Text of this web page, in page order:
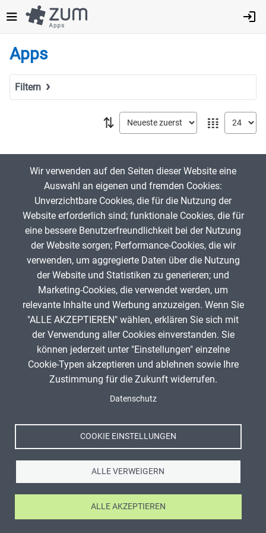
zum
Inhalt
Apps
Filtern
MINT
Sprachen
Geistes- & Sozialwissenschaften
Berufliche Bildung
Sonstiges
Schulstufe
Featured Apps
𝍖
⇅
ANZEIGE
Spenden
Impressum
Wir verwenden auf den Seiten dieser Website eine
Auswahl an eigenen und fremden Cookies:
Unverzichtbare Cookies, die für die Nutzung der
Website erforderlich sind; funktionale Cookies, die für
eine bessere Benutzerfreundlichkeit bei der Nutzung
der Website sorgen; Performance-Cookies, die wir
verwenden, um aggregierte Daten über die Nutzung
der Website und Statistiken zu generieren; und
Marketing-Cookies, die verwendet werden, um
relevante Inhalte und Werbung anzuzeigen. Wenn Sie
"ALLE AKZEPTIEREN" wählen, erklären Sie sich mit
der Verwendung aller Cookies einverstanden. Sie
können jederzeit unter "Einstellungen" einzelne
Cookie-Typen akzeptieren und ablehnen sowie Ihre
Zustimmung für die Zukunft widerrufen.
Datenschutz
COOKIE EINSTELLUNGEN
ALLE VERWEIGERN
ALLE AKZEPTIEREN
Ⓒ Zentrale für Unterrichtsmedien im Internet e.V. 2026